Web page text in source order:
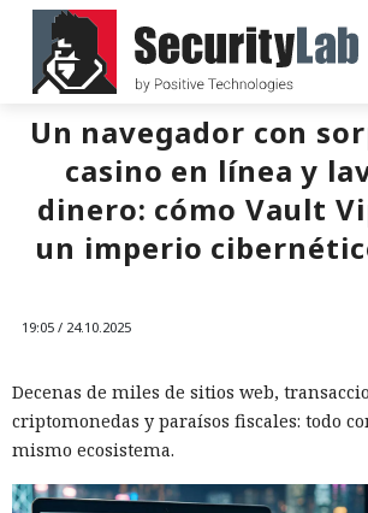
Un navegador con
casino en línea y
dinero: cómo Vault
un imperio
19:05 / 24.10.2025
Decenas de miles de sitios web,
criptomonedas y paraísos fiscales: todo
mismo ecosistema.